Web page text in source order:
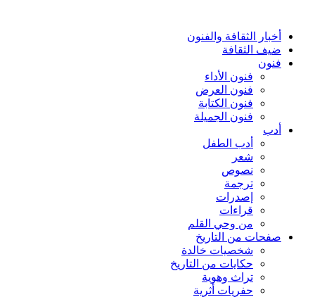
أخبار الثقافة والفنون
ضيف الثقافة
فنون
فنون الأداء
فنون العرض
فنون الكتابة
فنون الجميلة
أدب
أدب الطفل
شعر
نصوص
ترجمة
إصدرات
قراءات
من وحي القلم
صفحات من التاريخ
شخصيات خالدة
حكايات من التاريخ
تراث وهوية
حفريات أثرية